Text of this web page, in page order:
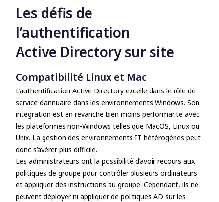
Les défis de
l’authentification
Active Directory sur site
Compatibilité Linux et Mac
L’authentification Active Directory excelle dans le rôle de
service d’annuaire dans les environnements Windows. Son
intégration est en revanche bien moins performante avec
les plateformes non-Windows telles que MacOS, Linux ou
Unix. La gestion des environnements IT hétérogènes peut
donc s’avérer plus difficile.
Les administrateurs ont la possibilité d’avoir recours aux
politiques de groupe pour contrôler plusieurs ordinateurs
et appliquer des instructions au groupe. Cependant, ils ne
peuvent déployer ni appliquer de politiques AD sur les